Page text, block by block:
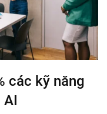
các kỹ năng
AI